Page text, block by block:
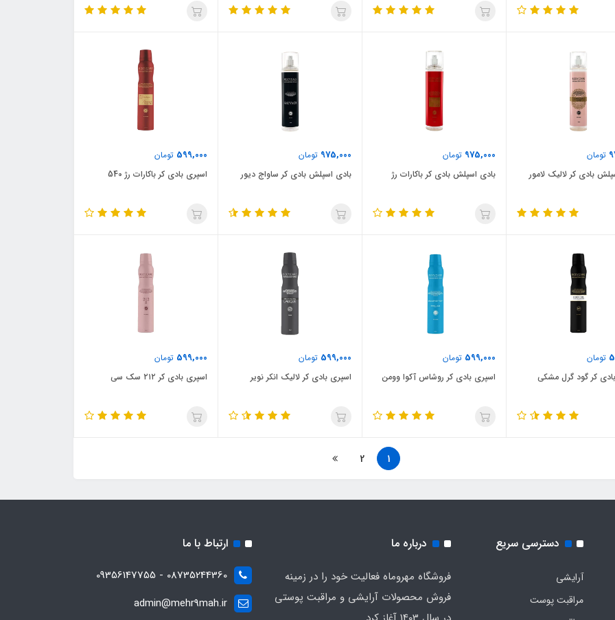
تومان
بادی کر لالیک لامور
975,000 تومان
بادی اسپلش بادی کر باکارات رژ
975,000 تومان
بادی اسپلش بادی کر ساواج دیور
599,000 تومان
اسپری بادی کر باکارات رژ 540
تومان
کر گود گرل مشکی
599,000 تومان
اسپری بادی کر روشاس آکوا وومن
599,000 تومان
اسپری بادی کر لالیک انکر نویر
599,000 تومان
اسپری بادی کر ۲۱۲ سک سی
1
2
دسترسی سریع
آرایشی
مراقبت پوست
درباره ما
فروشگاه مهروماه فعالیت خود را در زمینه
فروش محصولات آرایشی و مراقبت پوستی
ارتباط با ما
08735244360 - 09356147755
admin@mehr9mah.ir